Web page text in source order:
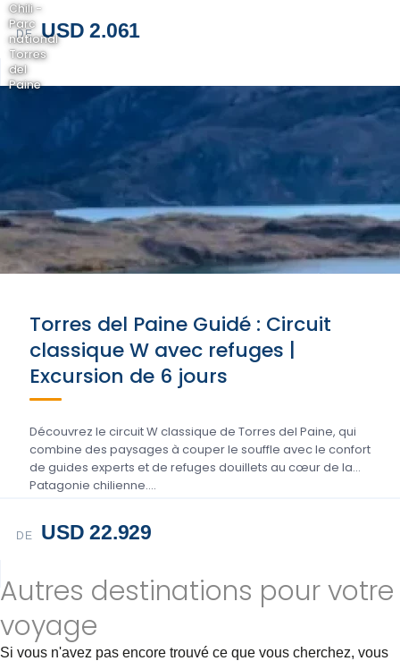
DE USD 2.061
Chili -
Parc
national
Torres
del
Paine
Torres del Paine Guidé : Circuit
classique W avec refuges |
Excursion de 6 jours
Découvrez le circuit W classique de Torres del Paine, qui
combine des paysages à couper le souffle avec le confort
de guides experts et de refuges douillets au cœur de la
Patagonie chilienne....
DE USD 22.929
Autres destinations pour votre
voyage
Si vous n'avez pas encore trouvé ce que vous cherchez, vous